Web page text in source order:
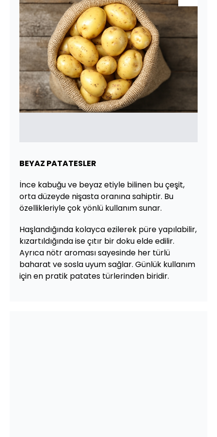
BEYAZ PATATESLER
İnce kabuğu ve beyaz etiyle bilinen bu çeşit,
orta düzeyde nişasta oranına sahiptir. Bu
özellikleriyle çok yönlü kullanım sunar.
Haşlandığında kolayca ezilerek püre yapılabilir,
kızartıldığında ise çıtır bir doku elde edilir.
Ayrıca nötr aroması sayesinde her türlü
baharat ve sosla uyum sağlar. Günlük kullanım
için en pratik patates türlerinden biridir.